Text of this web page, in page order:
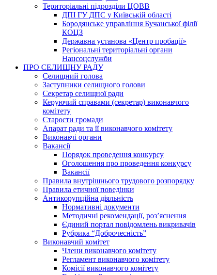
Територіальні підрозділи ЦОВВ
ДПІ ГУ ДПС у Київській області
Бородянське управління Бучанської філії
КОЦЗ
Державна установа «Центр пробації»
Регіональні територіальні органи
Нацсоцслужби
ПРО СЕЛИЩНУ РАДУ
Селищний голова
Заступники селищного голови
Секретар селищної ради
Керуючий справами (секретар) виконавчого
комітету
Старости громади
Апарат ради та її виконавчого комітету
Виконавчі органи
Вакансії
Порядок проведення конкурсу
Оголошення про проведення конкурсу
Вакансії
Правила внутрішнього трудового розпорядку
Правила етичної поведінки
Антикорупційна діяльність
Нормативні документи
Методичні рекомендації, роз’яснення
Єдиний портал повідомлень викривачів
Рубрика “Доброчесність”
Виконавчий комітет
Члени виконавчого комітету
Регламент виконавчого комітету
Комісії виконавчого комітету